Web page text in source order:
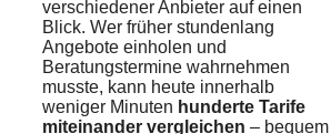
verschiedener Anbieter auf einen
Blick. Wer früher stundenlang
Angebote einholen und
Beratungstermine wahrnehmen
musste, kann heute innerhalb
weniger Minuten hunderte Tarife
miteinander vergleichen – bequem